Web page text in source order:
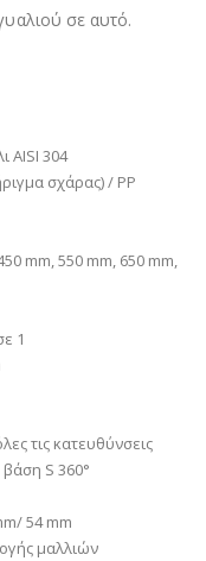
σε αυτό.
AISI 304
σχάρας) / PP
mm, 550 mm, 650 mm,
1
τις κατευθύνσεις
S 360°
54 mm
μαλλιών